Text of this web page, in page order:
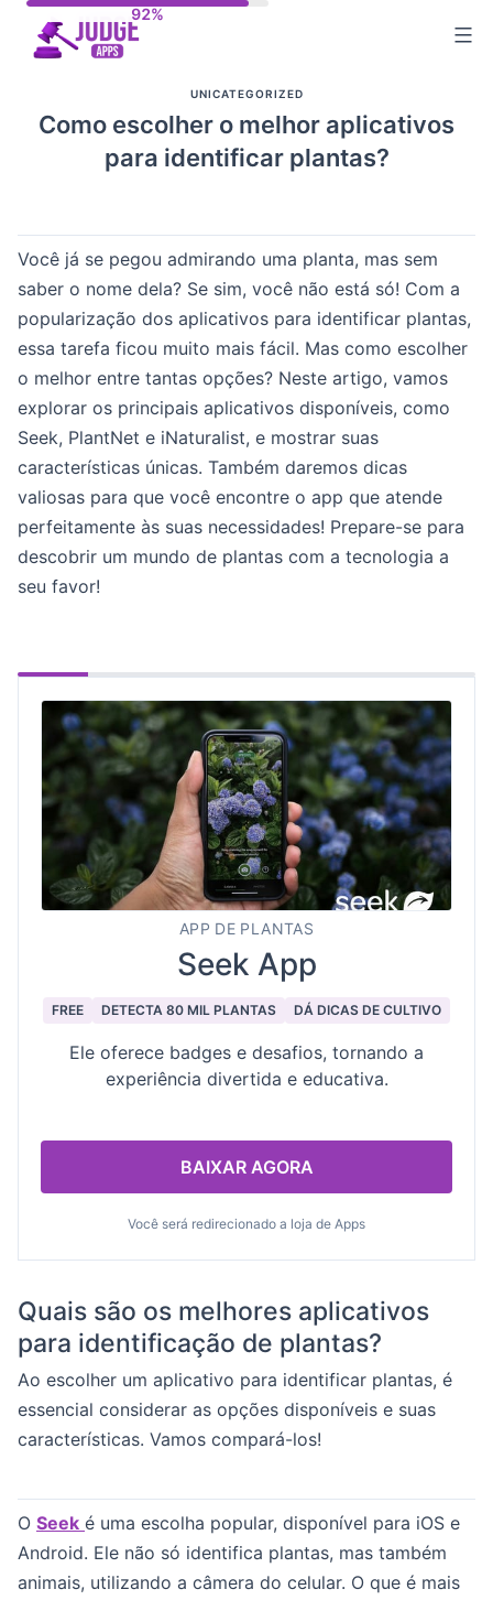
UNICATEGORIZED
Como escolher o melhor aplicativos
para identificar plantas?
Você já se pegou admirando uma planta, mas sem
saber o nome dela? Se sim, você não está só! Com a
popularização dos aplicativos para identificar plantas,
essa tarefa ficou muito mais fácil. Mas como escolher
o melhor entre tantas opções? Neste artigo, vamos
explorar os principais aplicativos disponíveis, como
Seek, PlantNet e iNaturalist, e mostrar suas
características únicas. Também daremos dicas
valiosas para que você encontre o app que atende
perfeitamente às suas necessidades! Prepare-se para
descobrir um mundo de plantas com a tecnologia a
seu favor!
APP DE PLANTAS
Seek App
FREE DETECTA 80 MIL PLANTAS DÁ DICAS DE CULTIVO
Ele oferece badges e desafios, tornando a
experiência divertida e educativa.
BAIXAR AGORA
Você será redirecionado a loja de Apps
Quais são os melhores aplicativos
para identificação de plantas?
Ao escolher um aplicativo para identificar plantas, é
essencial considerar as opções disponíveis e suas
características. Vamos compará-los!
O Seek é uma escolha popular, disponível para iOS e
Android. Ele não só identifica plantas, mas também
animais, utilizando a câmera do celular. O que é mais